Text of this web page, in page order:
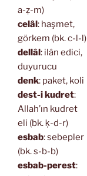
a-ẓ-m)
celâl: haşmet,
görkem (bk. c-l-l)
dellâl: ilân edici,
duyurucu
denk: paket, koli
dest-i kudret:
Allah’ın kudret
eli (bk. ḳ-d-r)
esbab: sebepler
(bk. s-b-b)
esbab-perest: